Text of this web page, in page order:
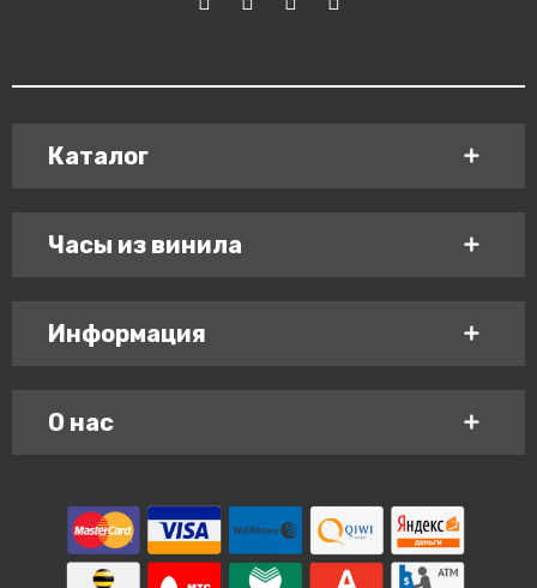
Каталог
Часы из винила
Информация
О нас